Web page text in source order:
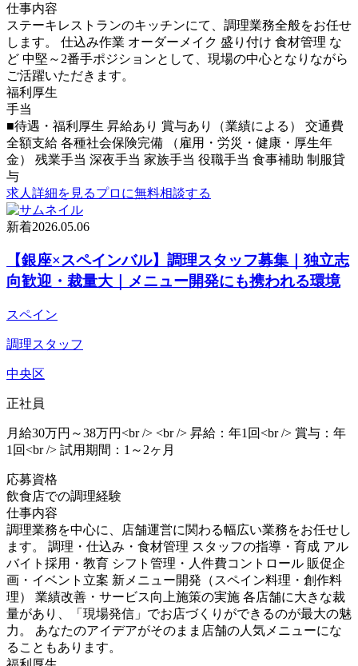
仕事内容
ステーキレストランのキッチンにて、調理業務全般をお任せ
します。 仕込み作業 オーダーメイク 盛り付け 食材管理 な
ど 中堅～2番手ポジションとして、現場の中心となりながら
ご活躍いただきます。
福利厚生
手当
■待遇・福利厚生 昇給あり 賞与あり（業績による） 交通費
全額支給 各種社会保険完備 （雇用・労災・健康・厚生年
金） 残業手当 深夜手当 家族手当 役職手当 食事補助 制服貸
与
求人詳細を見るプロに無料相談する
新着2026.05.06
【銀座×スペインバル】調理スタッフ募集｜独立志
向歓迎・裁量大｜メニュー開発にも携われる環境
スペイン
調理スタッフ
中央区
正社員
月給30万円～38万円<br /> <br /> 昇給：年1回<br /> 賞与：年
1回<br /> 試用期間：1～2ヶ月
応募資格
飲食店での調理経験
仕事内容
調理業務を中心に、店舗運営に関わる幅広い業務をお任せし
ます。 調理・仕込み・食材管理 スタッフの指導・育成 アル
バイト採用・教育 シフト管理・人件費コントロール 販促企
画・イベント立案 新メニュー開発（スペイン料理・創作料
理） 業績改善・サービス向上施策の実施 各店舗に大きな裁
量があり、「現場発信」でお店づくりができるのが最大の魅
力。 あなたのアイデアがそのまま店舗の人気メニューにな
ることもあります。